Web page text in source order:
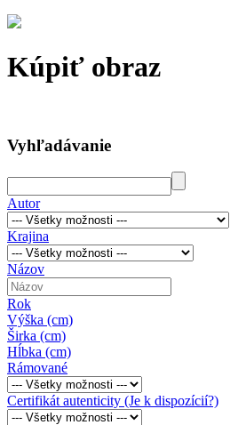
Kúpiť obraz
Vyhľadávanie
Autor
Krajina
Názov
Rok
Výška (cm)
Širka (cm)
Hĺbka (cm)
Rámované
Certifikát autenticity (Je k dispozícií?)